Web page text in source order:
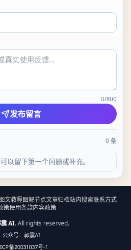
0/800
发布留言
0条
以留下第一个问题或补充。
图文教程图解节点文章归档站内搜索联系方式
策使用条款内容政策
AI. All rights reserved.
公众号：郭震AI
备20031037号-1